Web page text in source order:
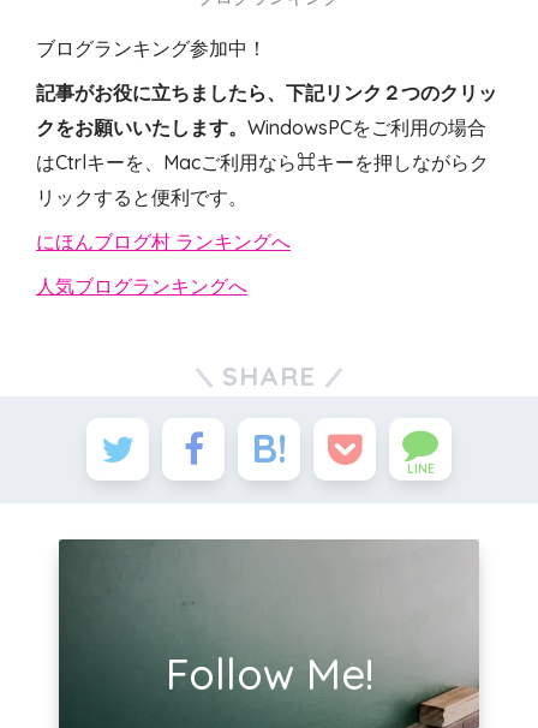
ブログランキング参加中！
記事がお役に立ちましたら、下記リンク２つのクリッ
クをお願いいたします。 WindowsPCをご利用の場合
はCtrlキーを、Macご利用なら⌘キーを押しながらク
リックすると便利です。
にほんブログ村 ランキングへ
人気ブログランキングへ
SHARE
LINE
Follow Me!